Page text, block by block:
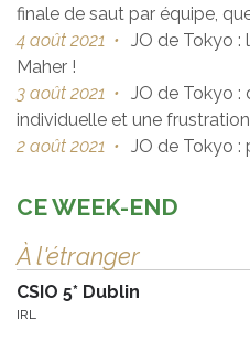
finale de saut par équipe,
4 août 2021 • JO de Tokyo :
Maher !
3 août 2021 • JO de Tokyo :
individuelle et une frustration
2 août 2021 • JO de Tokyo :
CE WEEK-END
À l'étranger
CSIO 5* Dublin
IRL